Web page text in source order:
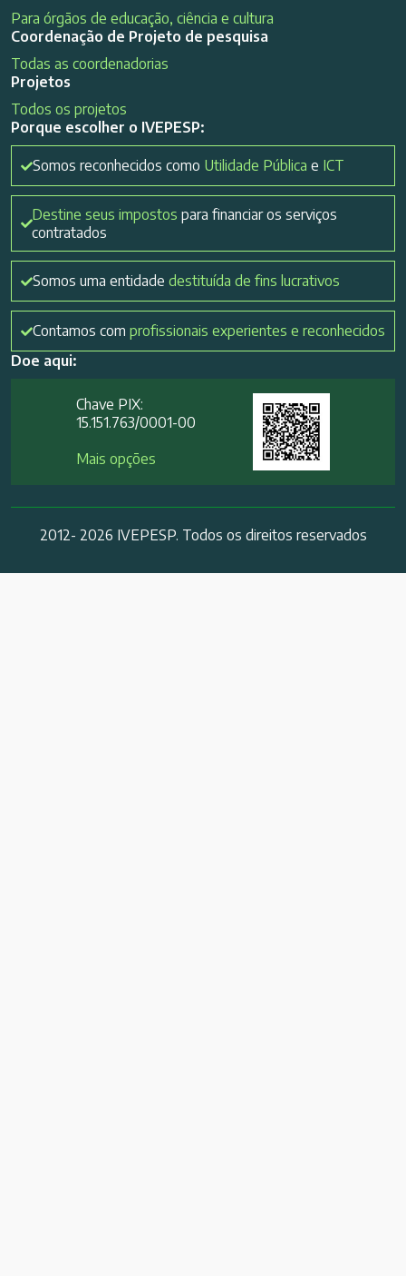
Para órgãos de educação, ciência e cultura
Coordenação de Projeto de pesquisa
Todas as coordenadorias
Projetos
Todos os projetos
Porque escolher o IVEPESP:
Somos reconhecidos como Utilidade Pública e ICT
Destine seus impostos para financiar os serviços
contratados
Somos uma entidade destituída de fins lucrativos
Contamos com profissionais experientes e reconhecidos
Doe aqui:
Chave PIX:
15.151.763/0001-00​
Mais opções
2012- 2026 IVEPESP. Todos os direitos reservados